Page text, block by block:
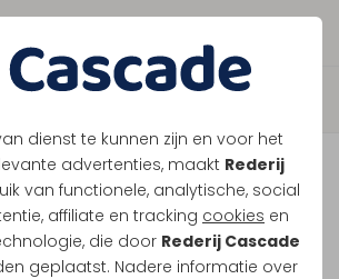
dienst te kunnen zijn en voor het
advertenties, maakt Rederij
van functionele, analytische, social
affiliate en tracking cookies en
die door Rederij Cascade
geplaatst. Nadere informatie over
Boek direct je vaart
mee over de
lage waterstanden gaan
gewoon door.